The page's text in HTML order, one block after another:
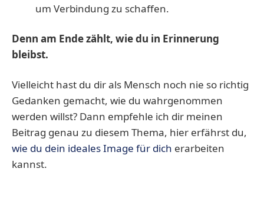
um Verbindung zu schaffen.
Denn am Ende zählt, wie du in Erinnerung
bleibst.
Vielleicht hast du dir als Mensch noch nie so richtig
Gedanken gemacht, wie du wahrgenommen
werden willst? Dann empfehle ich dir meinen
Beitrag genau zu diesem Thema, hier erfährst du,
wie du dein ideales Image für dich erarbeiten
kannst.